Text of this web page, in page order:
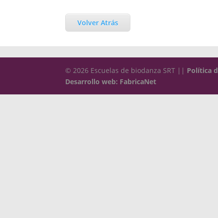
Volver Atrás
© 2026 Escuelas de biodanza SRT || Política
Desarrollo web: FabricaNet